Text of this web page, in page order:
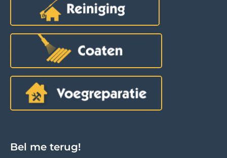
Bel me terug!